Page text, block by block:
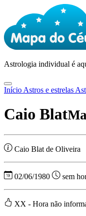
Astrologia individual é
Início Astros e estrelas
Caio Blat
Caio Blat de Oliveira
02/06/1980 sem
XX - Hora não